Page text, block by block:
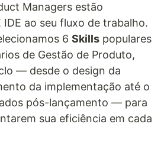
Managers estão
ao seu fluxo de trabalho.
6 Skills populares
de Gestão de Produto,
— desde o design da
da implementação até o
pós-lançamento — para
sua eficiência em cada